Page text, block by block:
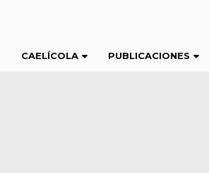
CAELÍCOLA PUBLICACIONES